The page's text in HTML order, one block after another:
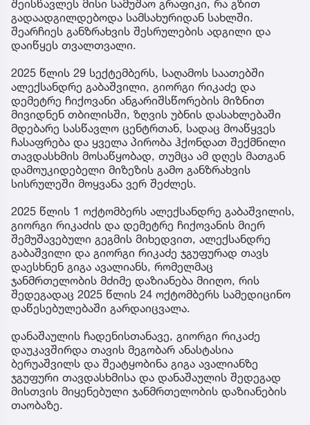
შეისწავლეს მისი სამუშაო გრაფიკი, რა გზით
გადაადგილდებოდა სამსახურიდან სახლში.
შეარჩიეს განზრახვის შესრულების ადგილი და
დაიწყეს თვალთვალი.
2025 წლის 29 სექტემბერს, საღამოს საათებში
ალექსანდრე გაბაშვილი, გიორგი რიკაძე და
დემეტრე ჩიქოვანი ანგარიშსწორების მიზნით
მივიდნენ თბილისში, ზღვის უბნის დასახლებაში
მდებარე სასწავლო ცენტრთან, სადაც მოაწყვეს
ჩასაფრება და ყველა პირობა ჰქონდათ შექმნილი
თავდასხმის მოსაწყობად, თუმცა ამ დღეს მათგან
დამოუკიდებელი მიზეზის გამო განზრახვის
სისრულეში მოყვანა ვერ შეძლეს.
2025 წლის 1 ოქტომბერს ალექსანდრე გაბაშვილის,
გიორგი რიკაძის და დემეტრე ჩიქოვანის მიერ
შემუშავებული გეგმის მიხედვით, ალექსანდრე
გაბაშვილი და გიორგი რიკაძე ჯგუფურად თავს
დაესხნენ გიგა ავალიანს, რომელმაც
ჯანმრთელობის მძიმე დაზიანება მიიღო, რის
შედეგადაც 2025 წლის 24 ოქტომბერს სამედიცინო
დაწესებულებაში გარდაიცვალა.
დანაშაულის ჩადენისთანავე, გიორგი რიკაძე
დაუკავშირდა თავის მეგობარ ანასტასია
ბერუაშვილს და შეატყობინა გიგა ავალიანზე
ჯგუფური თავდასხმისა და დანაშაულის შედეგად
მისთვის მიყენებული ჯანმრთელობის დაზიანების
თაობაზე.